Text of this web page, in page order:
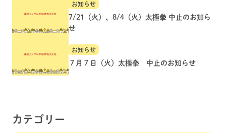
お知らせ
7/21（火）、8/4（火）太極拳 中止のお知ら
せ
お知らせ
７月７日（火）太極拳 中止のお知らせ
カテゴリー